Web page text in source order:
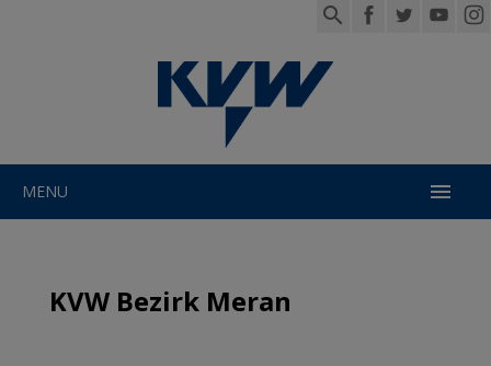

MENU
KVW Bezirk Meran